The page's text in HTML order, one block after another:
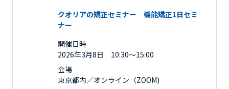
クオリアの矯正セミナー 機能矯正1日セミ
ナー
開催日時
2026年3月8日 10:30～15:00
会場
東京都内／オンライン（ZOOM)